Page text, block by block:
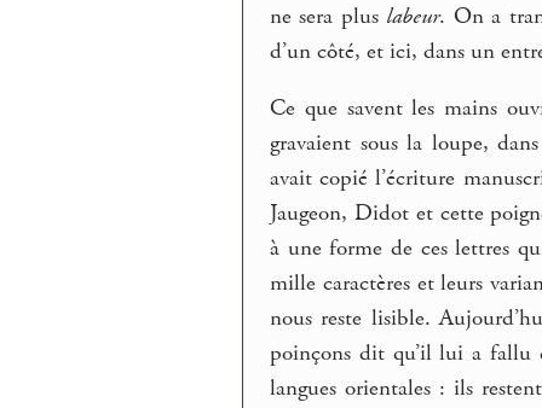
ne sera plus labeur. On a
d’un côté, et ici, dans un
Ce que savent les mains
gravaient sous la loupe,
avait copié l’écriture
Jaugeon, Didot et cette
à une forme de ces lettres
mille caractères et leurs
nous reste lisible.
poinçons dit qu’il lui a fallu
langues orientales : ils